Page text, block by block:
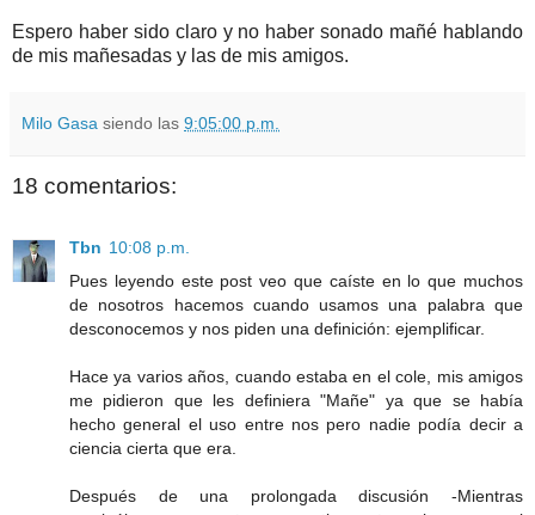
Espero haber sido claro y no haber sonado mañé hablando
de mis mañesadas y las de mis amigos.
Milo Gasa siendo las 9:05:00 p.m.
18 comentarios:
Tbn 10:08 p.m.
Pues leyendo este post veo que caíste en lo que muchos
de nosotros hacemos cuando usamos una palabra que
desconocemos y nos piden una definición: ejemplificar.
Hace ya varios años, cuando estaba en el cole, mis amigos
me pidieron que les definiera "Mañe" ya que se había
hecho general el uso entre nos pero nadie podía decir a
ciencia cierta que era.
Después de una prolongada discusión -Mientras